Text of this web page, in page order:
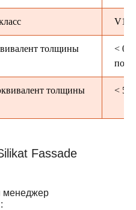
V1
толщины
<
толщины
< 50
менеджер
Fassade